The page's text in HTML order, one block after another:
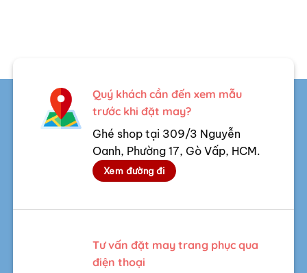
Quý khách cần đến xem mẫu
trước khi đặt may?
Ghé shop tại 309/3 Nguyễn
Oanh, Phường 17, Gò Vấp, HCM.
Xem đường đi
Tư vấn đặt may trang phục qua
điện thoại